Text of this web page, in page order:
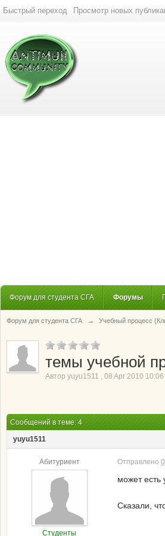
Быстрый переход Просмотр новых
Форум для студента СГА Форумы
Форум для студента СГА → Учебный процесс
темы учебной
Автор yuyu1511 , 08 Apr 2010 10:06
Сообщений в теме: 4
yuyu1511
Абитуриент
Студенты
Отправлено
может есть
Сказали,